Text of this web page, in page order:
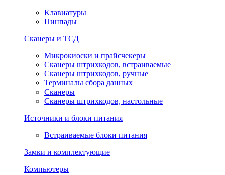
Клавиатуры
Пинпады
Сканеры и ТСД
Микрокиоски и прайсчекеры
Сканеры штрихкодов, встраиваемые
Сканеры штрихкодов, ручные
Терминалы сбора данных
Сканеры
Сканеры штрихкодов, настольные
Источники и блоки питания
Встраиваемые блоки питания
Замки и комплектующие
Компьютеры